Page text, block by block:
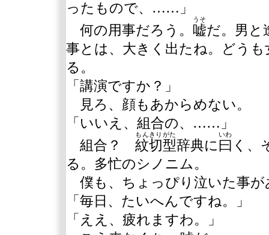
ったもので、……」
何の用事だろう。 嘘
うそ
だ。男
事とは、大きく出たね。どう
る。
「講演ですか？」
見ろ、顔もあからめない。
「いいえ、組合の、……」
組合？ 紋切型
もんきりがた
辞典に曰
いわ
く、
る。多忙のシノニム。
僕も、ちょっぴり泣いた事が
「毎日、たいへんですね。」
「ええ、疲れますわ。」